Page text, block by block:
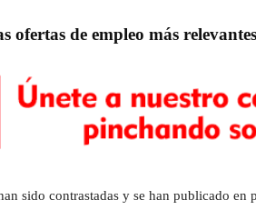
ofertas de empleo más
sido contrastadas y se han publicado